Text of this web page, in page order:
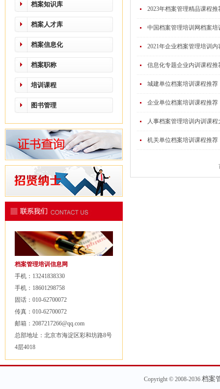
档案知识库
档案人才库
档案信息化
档案职称
培训课程
图书管理
档案管理培训信息网
手机：13241838330
手机：18601298758
固话：010-62700072
传真：010-62700072
邮箱：2087217266@qq.com
总部地址：北京市海淀区彩和坊路8号
4层4018
2023年档案管理精品课程
中国档案管理培训网档案
2021年企业档案管理培训
信息化专题企业内训课程
城建单位档案培训课程推荐
企业单位档案培训课程推荐
人事档案管理培训内训课
机关单位档案培训课程推荐
Copyright © 2008-2036 档案